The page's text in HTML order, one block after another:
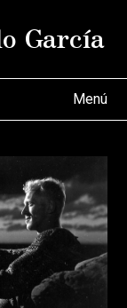
García
Menú